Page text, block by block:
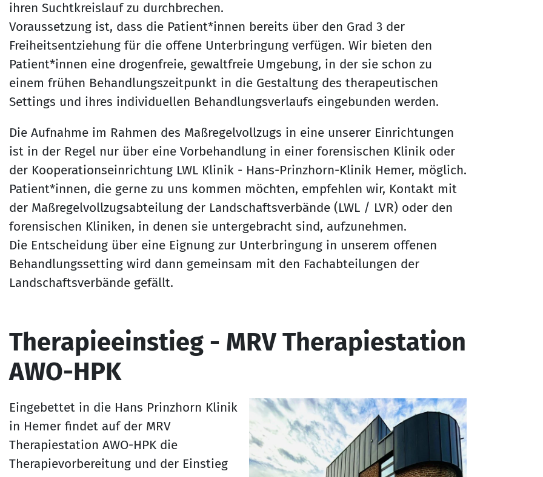
ihren Suchtkreislauf zu durchbrechen.
Voraussetzung ist, dass die Patient*innen bereits über den Grad 3 der
Freiheitsentziehung für die offene Unterbringung verfügen. Wir bieten den
Patient*innen eine drogenfreie, gewaltfreie Umgebung, in der sie schon zu
einem frühen Behandlungszeitpunkt in die Gestaltung des therapeutischen
Settings und ihres individuellen Behandlungsverlaufs eingebunden werden.
Die Aufnahme im Rahmen des Maßregelvollzugs in eine unserer Einrichtungen
ist in der Regel nur über eine Vorbehandlung in einer forensischen Klinik oder
der Kooperationseinrichtung LWL Klinik - Hans-Prinzhorn-Klinik Hemer, möglich.
Patient*innen, die gerne zu uns kommen möchten, empfehlen wir, Kontakt mit
der Maßregelvollzugsabteilung der Landschaftsverbände (LWL / LVR) oder den
forensischen Kliniken, in denen sie untergebracht sind, aufzunehmen.
Die Entscheidung über eine Eignung zur Unterbringung in unserem offenen
Behandlungssetting wird dann gemeinsam mit den Fachabteilungen der
Landschaftsverbände gefällt.
Therapieeinstieg - MRV Therapiestation
AWO-HPK
Eingebettet in die Hans Prinzhorn Klinik
in Hemer findet auf der MRV
Therapiestation AWO-HPK die
Therapievorbereitung und der Einstieg